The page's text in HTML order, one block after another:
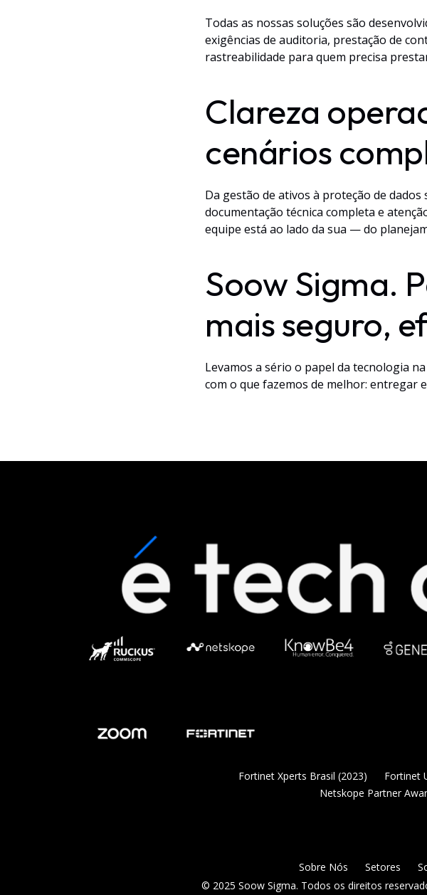
Todas as nossas soluções são
exigências de auditoria, prestação de
rastreabilidade para quem precisa
Clareza
cenários
Da gestão de ativos à proteção de
documentação técnica completa e
equipe está ao lado da sua — do
Soow Sigma.
mais seguro,
Levamos a sério o papel da tecnologia
com o que fazemos de melhor: entregar
Fortinet Xperts Brasil (2023) Fortinet
Netskope Partner
Sobre Nós Setores
© 2025 Soow Sigma. Todos os direitos